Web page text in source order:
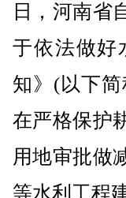
日，河南省
于依法做好
知》(以下
在严格保护
用地审批做
等水利工程